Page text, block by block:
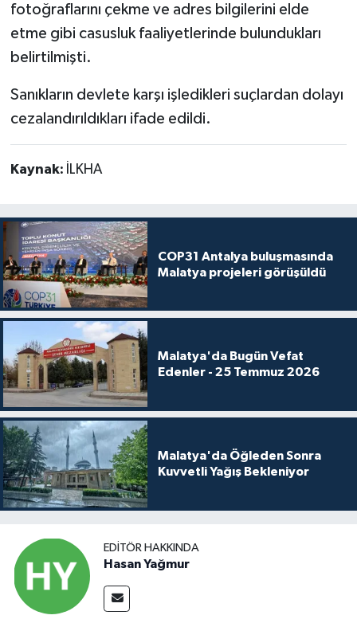
fotoğraflarını çekme ve adres bilgilerini elde
etme gibi casusluk faaliyetlerinde bulundukları
belirtilmişti.
Sanıkların devlete karşı işledikleri suçlardan dolayı
cezalandırıldıkları ifade edildi.
Kaynak: İLKHA
COP31 Antalya buluşmasında
Malatya projeleri görüşüldü
Malatya'da Bugün Vefat
Edenler - 25 Temmuz 2026
Malatya'da Öğleden Sonra
Kuvvetli Yağış Bekleniyor
EDITÖR HAKKINDA
Hasan Yağmur